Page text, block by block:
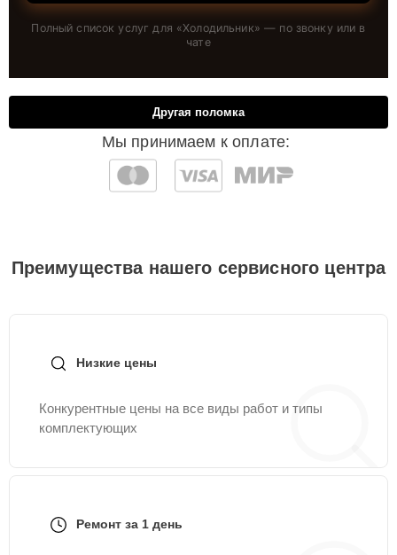
Полный список услуг для «Холодильник» — по звонку или в
чате
Мы принимаем к оплате:
Другая поломка
Преимущества нашего сервисного центра
Низкие цены
Конкурентные цены на все виды работ и типы
комплектующих
Ремонт за 1 день